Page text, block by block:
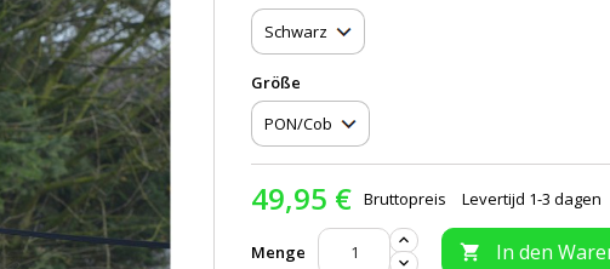
Größe
49,95 € Bruttopreis Levertijd 1-3 dagen
Menge  In den